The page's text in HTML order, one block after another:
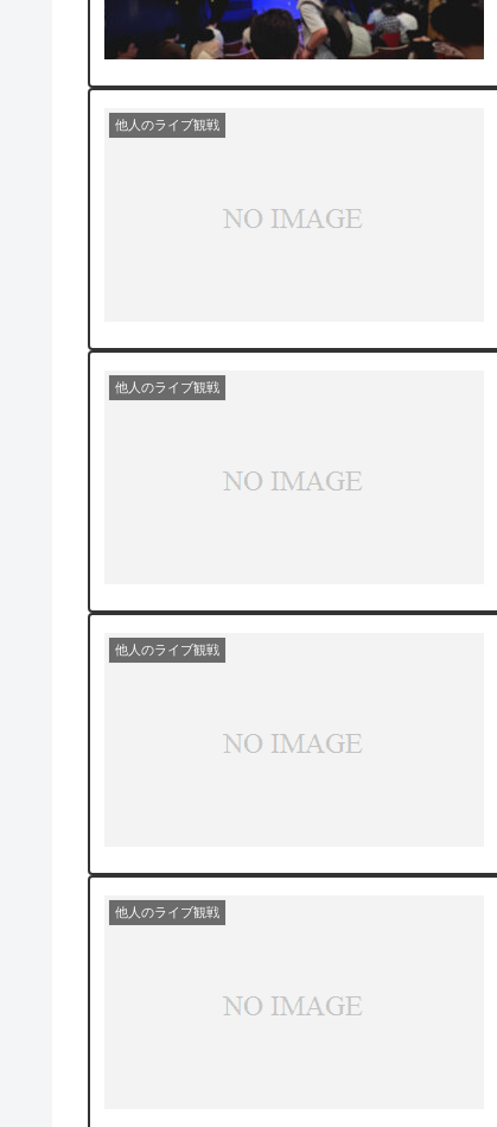
他人のライブ観戦
他人のライブ観戦
他人のライブ観戦
他人のライブ観戦